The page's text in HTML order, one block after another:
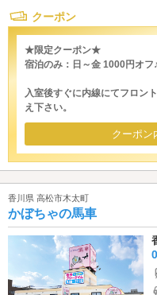
クーポン
★限定クーポン★
宿泊のみ：日～金 1000円オフ
入室後すぐに内線にてフロン
え下さい。
クーポン
香川県 高松市木太町
かぼちゃの馬車